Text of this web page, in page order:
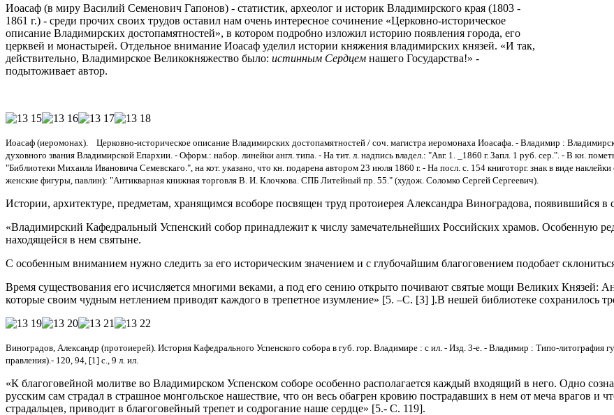
Иоасаф (в миру Василий Семенович Гапонов) - статистик, археолог и историк Владимирского края (1803 -
1861 г.) - среди прочих своих трудов оставил нам очень интересное сочинение «Церковно-историческое
описание Владимирских достопамятностей», в котором подробно изложил историю появления города, его
церквей и монастырей. Отдельное внимание Иоасаф уделил истории княжения владимирских князей. «И так,
действительно, Владимирское Великокняжество было: истинным Сердцем нашего Государства!» -
подытоживает автор.
Иоасаф (иеромонах). Церковно-историческое описание Владимирских достопамятностей / соч. магистра иеромонаха Иоасафа. - Владимир :
духовного звания Владимирской Епархии. - Оформ.: набор. линейки англ. типа. - На тит. л. надпись владел.: "Авг. 1. _1860 г. Запл. 1 руб. сер.". - В кн.
"Библиотеки Михаила Ивановича Семевскаго.", на кот. указано, что кн. подарена автором 23 июля 1860 г. - На посл. с. 154 книготорг. знак в виде
женские фигуры, павлин): "Антикварная книжная торговля В. И. Клочкова. СПБ Литейный пр. 55." (худож. Соломко Сергей Сергеевич).
Истории, архитектуре, предметам, хранящимся всоборе посвящен труд протоиерея Александра Виноградова, появившийся в
«Владимирский Кафедральный Успенский собор принадлежит к числу замечательнейших Российских храмов. Особенную
находящейся в нем святыне.
С особенным вниманием нужно следить за его историческим значением и с глубочайшим благоговением подобает
Время существования его исчисляется многими веками, а под его сению открыто почивают святые мощи Великих Князей:
которые своим чудным нетлением приводят каждого в трепетное изумление» [5. –С. [3] ].В нешей библиотеке сохранилось
Виноградов, Александр (протоиерей). История Кафедрального Успенского собора в губ. гор. Владимире : с ил. - Изд. 3-е. - Владимир : Типо-литография
правления).- 120, 94, [1] с., 9 л. ил.
«К благоговейной молитве во Владимирском Успенском соборе особенно располагается каждый входящий в него. Одно
русским сам страдал в страшное монгольское нашествие, что он весь обагрен кровию пострадавших в нем от меча врагов и
страдальцев, приводит в благоговейный трепет и содрогание наше сердце» [5.- С. 119].